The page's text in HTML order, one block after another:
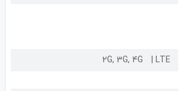
2G, 3G, 4G LTE